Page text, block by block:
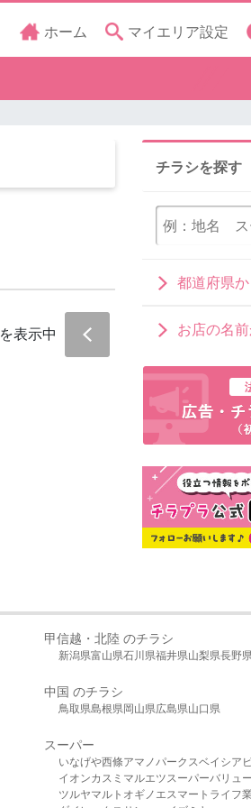
ホーム マイエリア設定
表示中
チラシを探す
都道府県
お店の名
甲信越・北陸 のチラシ
新潟県富山県石川県福井県山梨県長野県
中国 のチラシ
鳥取県島根県岡山県広島県山口県
スーパー
いなげや西條アマノパークスベイシア
イオンカスミ マルエツ スーパーバリュー
ツルヤマルト オギノ エスマート ライフ